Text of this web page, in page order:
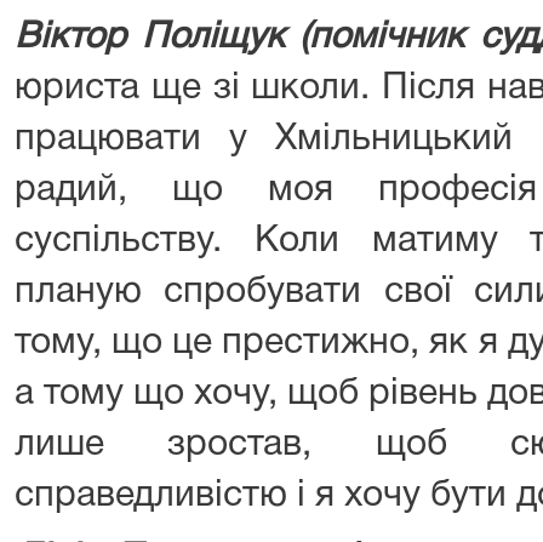
Віктор Поліщук (помічник
юриста ще зі школи. Після
працювати у Хмільницький
радий, що моя професія
суспільству. Коли матиму
планую спробувати свої
тому, що це престижно, як я
а тому що хочу, щоб рівень
лише зростав, щоб
справедливістю і я хочу бути